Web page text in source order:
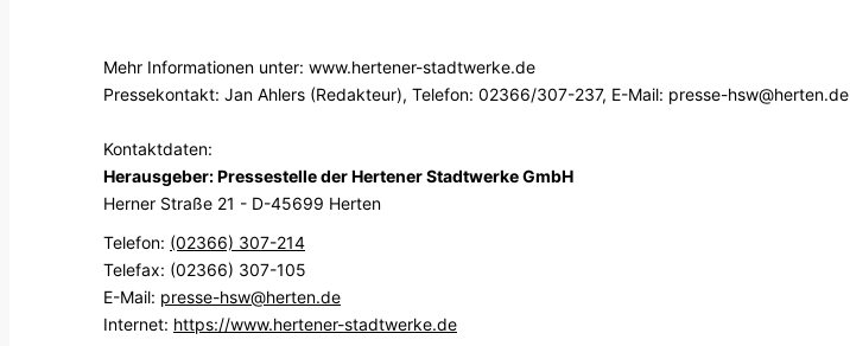
Mehr Informationen unter: www.hertener-stadtwerke.de
Pressekontakt: Jan Ahlers (Redakteur), Telefon: 02366/307-237, E-Mail: presse-hsw@herten.de
Kontaktdaten:
Herausgeber: Pressestelle der Hertener Stadtwerke GmbH
Herner Straße 21 - D-45699 Herten
Telefon: (02366) 307-214
Telefax: (02366) 307-105
E-Mail: presse-hsw@herten.de
Internet: https://www.hertener-stadtwerke.de